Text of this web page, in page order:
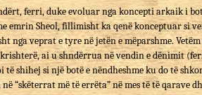
ferri, duke evoluar nga koncepti arkaik i
emrin Sheol, fillimisht ka qenë konceptuar si
nga veprat e tyre në jetën e mëparshme.
ai u shndërrua në vendin e dënimit
të shihej si një botë e nëndheshme ku do të
“skëterrat më të errëta” në mes të të qarave